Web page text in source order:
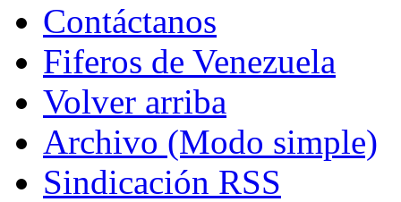
Contáctanos
Fiferos de Venezuela
Volver arriba
Archivo (Modo simple)
Sindicación RSS